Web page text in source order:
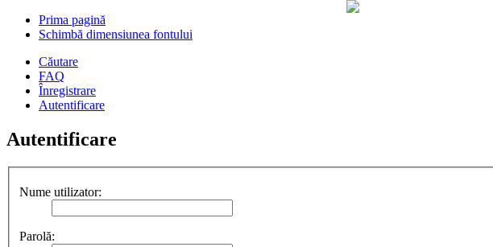
Prima pagină
Schimbă dimensiunea fontului
Căutare
FAQ
Înregistrare
Autentificare
Autentificare
Nume utilizator:
Parolă: